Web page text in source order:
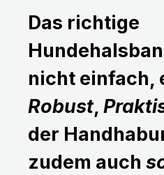
Das richtige
nicht einfach,
Robust,
der
zudem auch